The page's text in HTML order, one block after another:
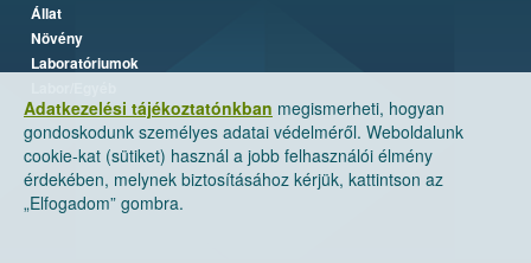
Adatkezelési tájékoztatónkban megismerheti, hogyan
gondoskodunk személyes adatai védelméről. Weboldalunk
cookie-kat (sütiket) használ a jobb felhasználói élmény
érdekében, melynek biztosításához kérjük, kattintson az
„Elfogadom” gombra.
Állat
Növény
Laboratóriumok